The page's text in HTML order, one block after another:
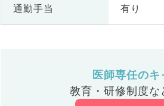
通勤手当 有り
医師専任の
教育・研修制度な